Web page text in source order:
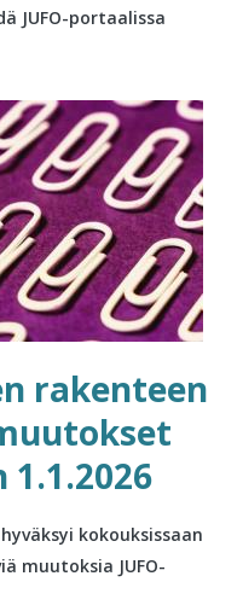
JUFO-portaalissa
rakenteen
kokouksissaan
muutoksia JUFO-